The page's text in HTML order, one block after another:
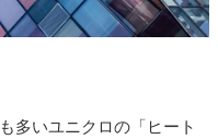
多いユニクロの「ヒート